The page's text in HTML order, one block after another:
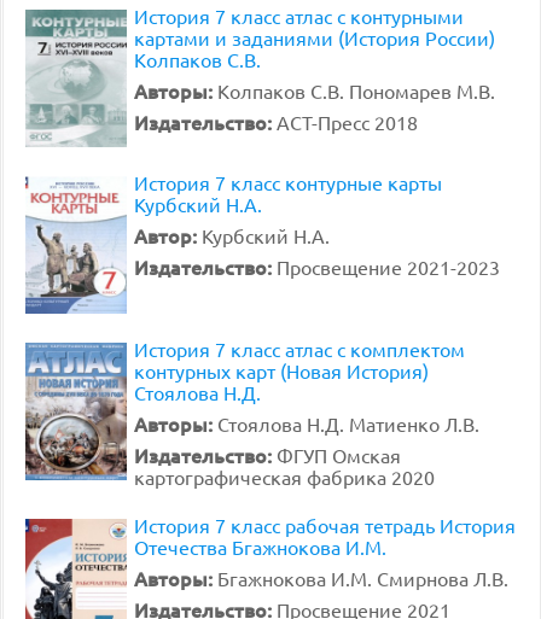
История 7 класс атлас с контурными
картами и заданиями (История России)
Колпаков С.В.
Авторы: Колпаков С.В. Пономарев М.В.
Издательство: АСТ-Пресс 2018
История 7 класс контурные карты
Курбский Н.А.
Автор: Курбский Н.А.
Издательство: Просвещение 2021-2023
История 7 класс атлас с комплектом
контурных карт (Новая История)
Стоялова Н.Д.
Авторы: Стоялова Н.Д. Матиенко Л.В.
Издательство: ФГУП Омская
картографическая фабрика 2020
История 7 класс рабочая тетрадь История
Отечества Бгажнокова И.М.
Авторы: Бгажнокова И.М. Смирнова Л.В.
Издательство: Просвещение 2021